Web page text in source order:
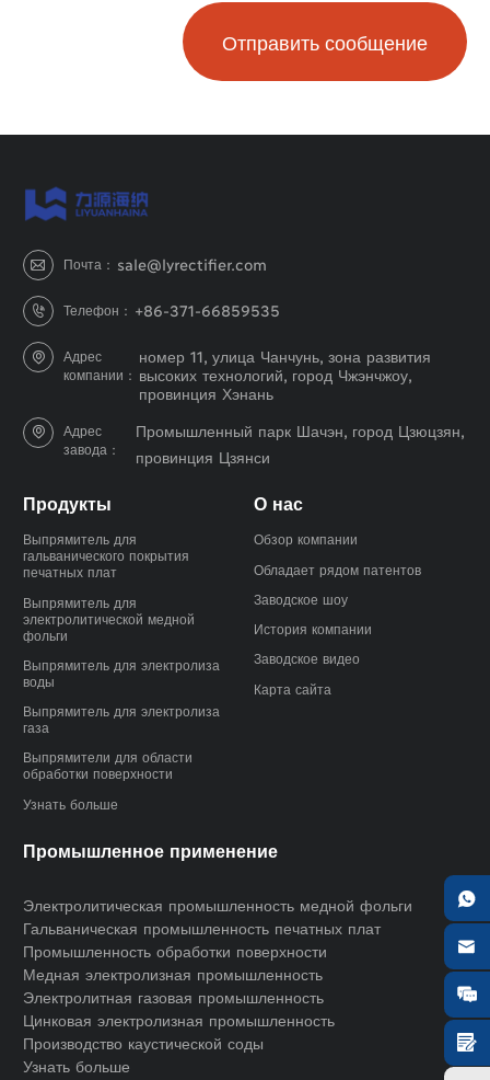




 Почта： sale@lyrectifier.com
 Телефон： +86-371-66859535

Адрес
компании：
номер 11, улица Чанчунь, зона развития
высоких технологий, город Чжэнчжоу,
провинция Хэнань

Адрес
завода：
Промышленный парк Шачэн, город Цзюцзян,
провинция Цзянси
Продукты
Выпрямитель для
гальванического покрытия
печатных плат
Выпрямитель для
электролитической медной
фольги
Выпрямитель для электролиза
воды
Выпрямитель для электролиза
газа
Выпрямители для области
обработки поверхности
Узнать больше
О нас
Обзор компании
Обладает рядом патентов
Заводское шоу
История компании
Заводское видео
Карта сайта
Промышленное применение
Электролитическая промышленность медной фольги
Гальваническая промышленность печатных плат
Промышленность обработки поверхности
Медная электролизная промышленность
Электролитная газовая промышленность
Цинковая электролизная промышленность
Производство каустической соды
Узнать больше